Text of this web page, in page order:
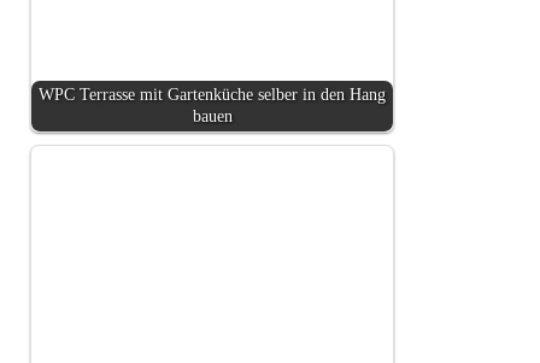
WPC Terrasse mit Gartenküche selber in den Hang
bauen